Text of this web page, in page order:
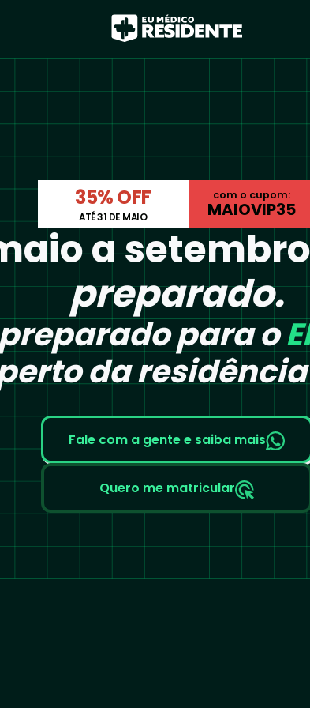
35% OFF
ATÉ 31 DE MAIO
com o cupom:
MAIOVIP35
a
preparado.
para o
da
Fale com a gente e saiba mais
Quero me matricular